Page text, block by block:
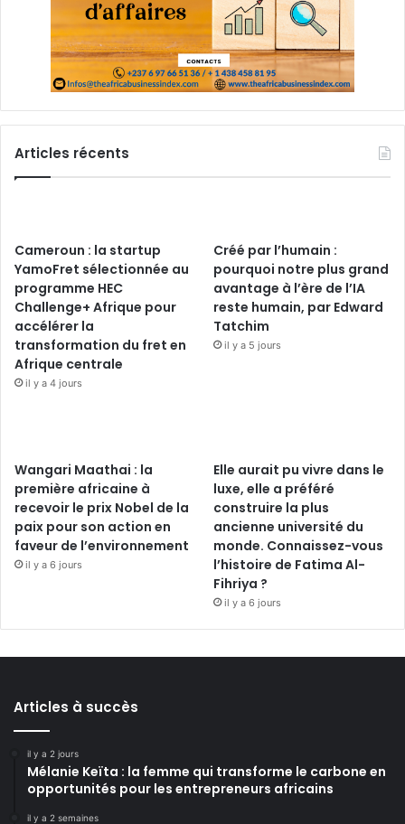
Articles récents
Cameroun : la startup
YamoFret sélectionnée au
programme HEC
Challenge+ Afrique pour
accélérer la
transformation du fret en
Afrique centrale
il y a 4 jours
Créé par l’humain :
pourquoi notre plus grand
avantage à l’ère de l’IA
reste humain, par Edward
Tatchim
il y a 5 jours
Wangari Maathai : la
première africaine à
recevoir le prix Nobel de la
paix pour son action en
faveur de l’environnement
il y a 6 jours
Elle aurait pu vivre dans le
luxe, elle a préféré
construire la plus
ancienne université du
monde. Connaissez-vous
l’histoire de Fatima Al-
Fihriya ?
il y a 6 jours
Articles à succès
il y a 2 jours
Mélanie Keïta : la femme qui transforme le carbone en
opportunités pour les entrepreneurs africains
il y a 2 semaines